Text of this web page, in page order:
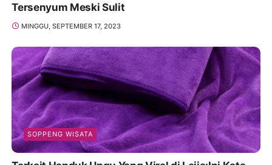
Tersenyum Meski Sulit
MINGGU, SEPTEMBER 17, 2023
SOPPENG WISATA